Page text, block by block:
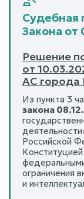
Судебная
Закона от
Решение
от
АС города
Из пункта 3
закона
Российской
ограничения
и